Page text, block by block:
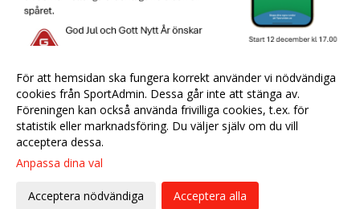
inställningar
Webbversion
För att hemsidan ska fungera korrekt använder vi nödvändiga
cookies från SportAdmin. Dessa går inte att stänga av.
Föreningen kan också använda frivilliga cookies, t.ex. för
statistik eller marknadsföring. Du väljer själv om du vill
acceptera dessa.
Anpassa dina val
Acceptera nödvändiga Acceptera alla